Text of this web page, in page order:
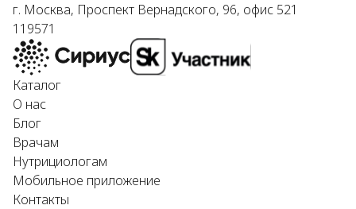
г. Москва, Проспект Вернадского, 96, офис 521
119571
Каталог
О нас
Блог
Врачам
Нутрициологам
Мобильное приложение
Контакты